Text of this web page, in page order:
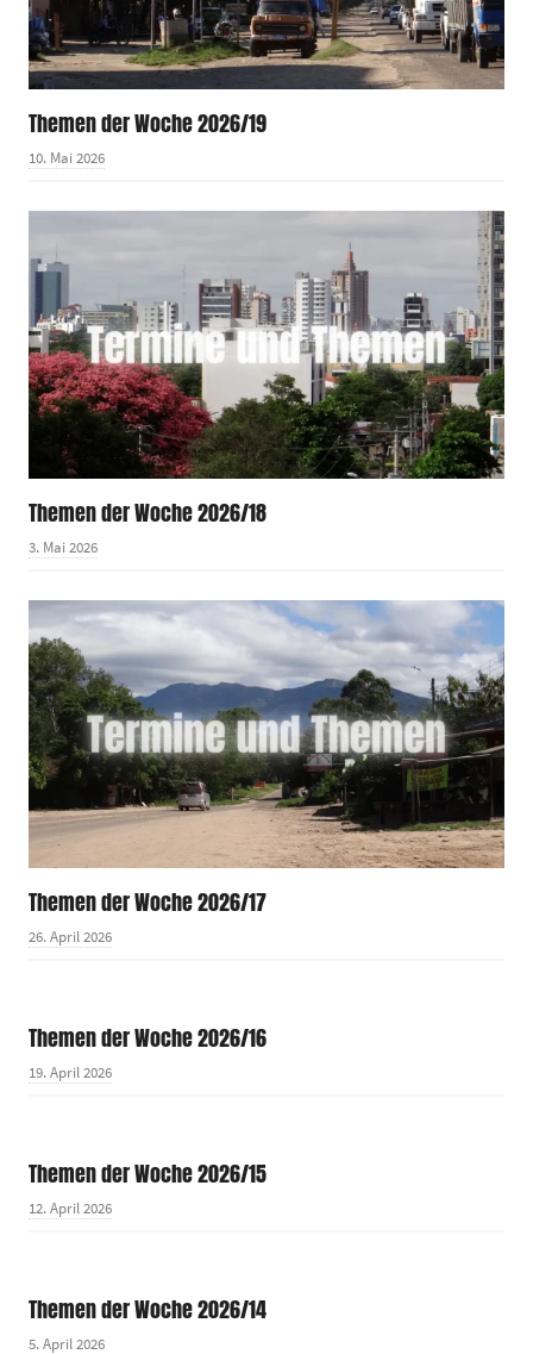
Themen der Woche 2026/19
10. Mai 2026
Themen der Woche 2026/18
3. Mai 2026
Themen der Woche 2026/17
26. April 2026
Themen der Woche 2026/16
19. April 2026
Themen der Woche 2026/15
12. April 2026
Themen der Woche 2026/14
5. April 2026